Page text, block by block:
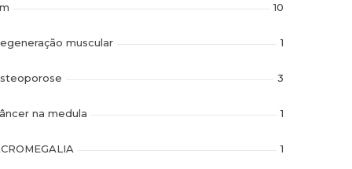
10
muscular 1
3
na medula 1
1